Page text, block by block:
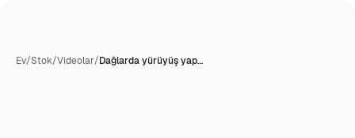
Ev/Stok/Videolar/Dağlarda yürüyüş yap…